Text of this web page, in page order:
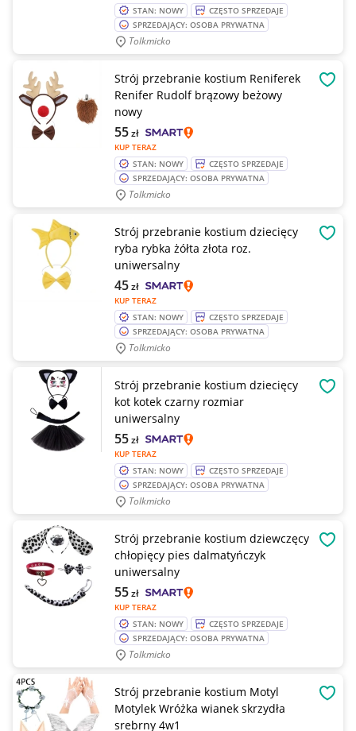
STAN: NOWY
CZĘSTO SPRZEDAJE
SPRZEDAJĄCY: OSOBA PRYWATNA
Tolkmicko
Strój przebranie kostium Reniferek
Renifer Rudolf brązowy beżowy
nowy
KUP TERAZ
55zł
STAN: NOWY
CZĘSTO SPRZEDAJE
SPRZEDAJĄCY: OSOBA PRYWATNA
Tolkmicko
Strój przebranie kostium dziecięcy
ryba rybka żółta złota roz.
uniwersalny
KUP TERAZ
45zł
STAN: NOWY
CZĘSTO SPRZEDAJE
SPRZEDAJĄCY: OSOBA PRYWATNA
Tolkmicko
Strój przebranie kostium dziecięcy
kot kotek czarny rozmiar
uniwersalny
KUP TERAZ
55zł
STAN: NOWY
CZĘSTO SPRZEDAJE
SPRZEDAJĄCY: OSOBA PRYWATNA
Tolkmicko
Strój przebranie kostium dziewczęcy
chłopięcy pies dalmatyńczyk
uniwersalny
KUP TERAZ
55zł
STAN: NOWY
CZĘSTO SPRZEDAJE
SPRZEDAJĄCY: OSOBA PRYWATNA
Tolkmicko
Strój przebranie kostium Motyl
Motylek Wróżka wianek skrzydła
srebrny 4w1